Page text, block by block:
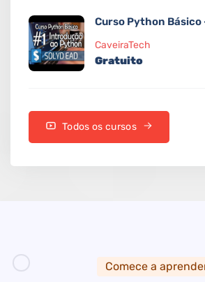
Curso Python Básico
CaveiraTech
Gratuito
Todos os cursos
Comece a